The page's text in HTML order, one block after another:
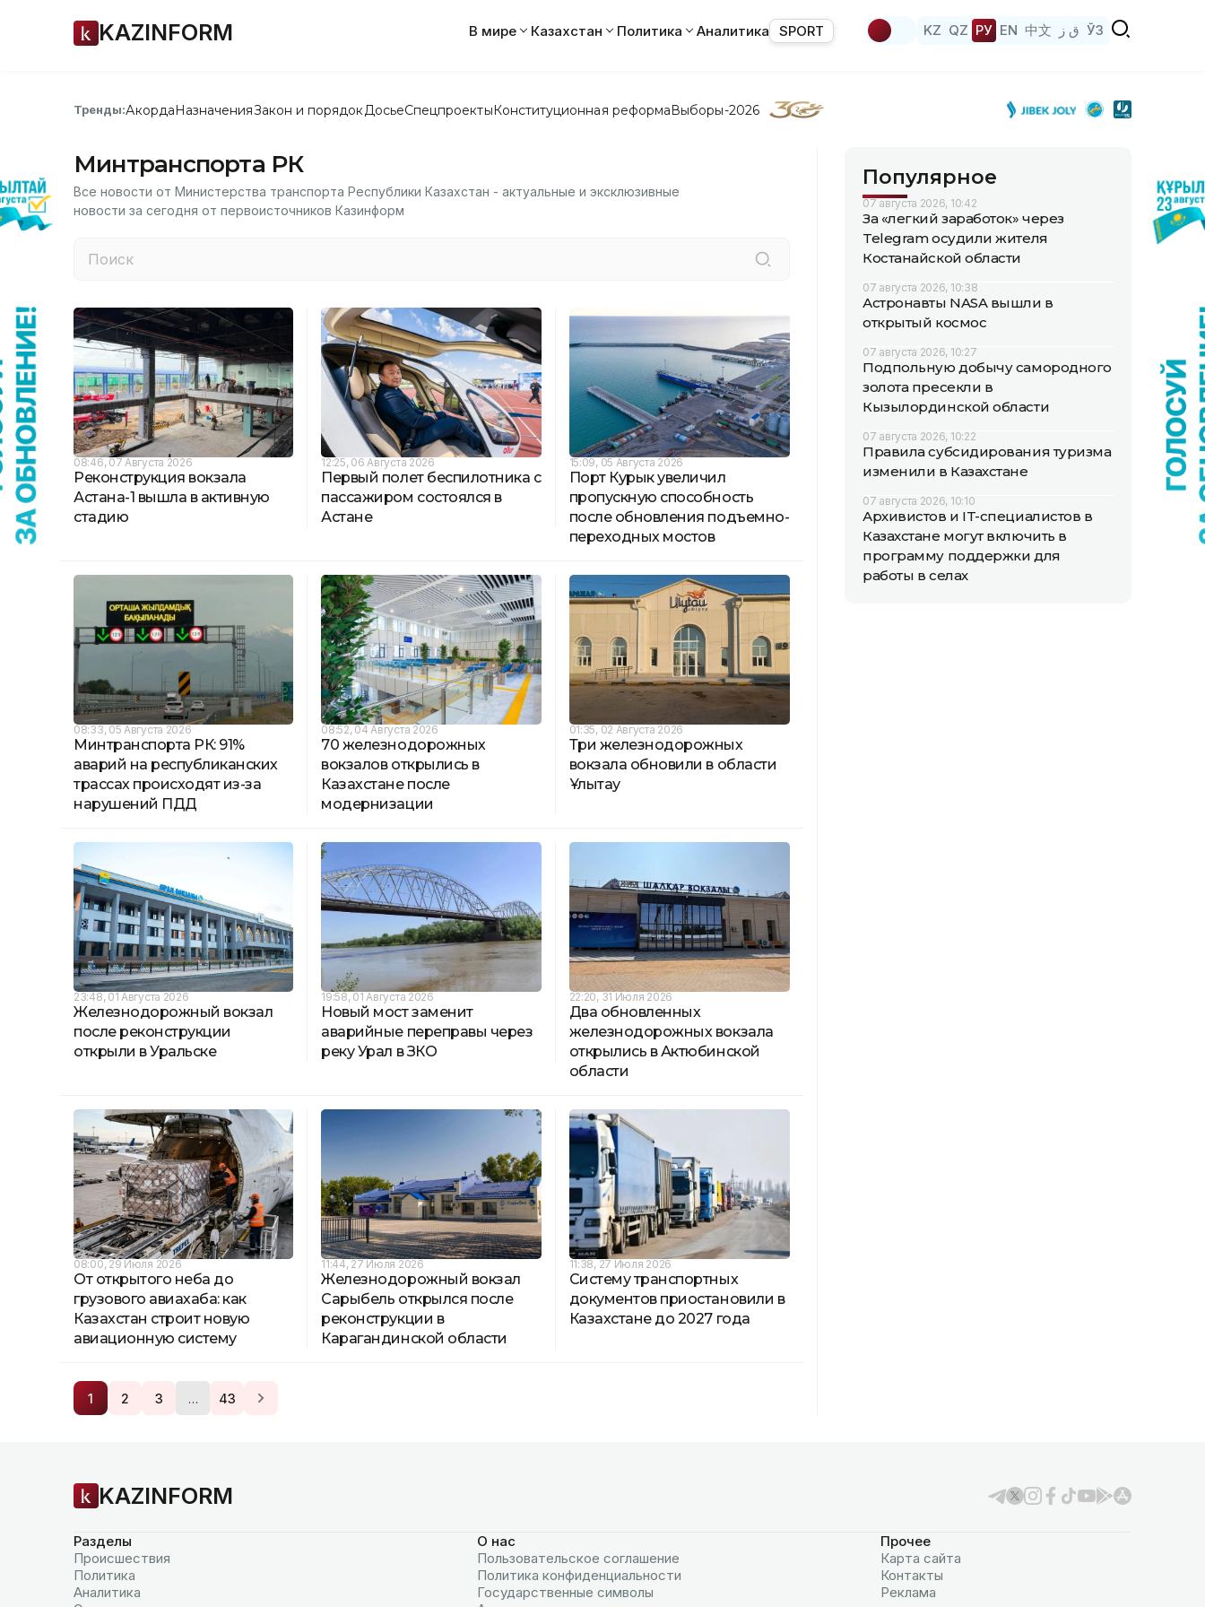
KAZINFORM В мире Казахстан Политика Аналитика SPORT KZ QZ РУ EN 中文 ق ز ЎЗ
Тренды:АкордаНазначенияЗакон и порядок ДосьеСпецпроектыКонституционная реформаВыборы-2026
Минтранспорта РК
Все новости от Министерства транспорта Республики Казахстан - актуальные и эксклюзивные
новости за сегодня от первоисточников Казинформ
08:46, 07 Августа 2026
Реконструкция вокзала
Астана-1 вышла в активную
стадию
12:25, 06 Августа 2026
Первый полет беспилотника с
пассажиром состоялся в
Астане
15:09, 05 Августа 2026
Порт Курык увеличил
пропускную способность
после обновления подъемно-
переходных мостов
08:33, 05 Августа 2026
Минтранспорта РК: 91%
аварий на республиканских
трассах происходят из-за
нарушений ПДД
08:52, 04 Августа 2026
70 железнодорожных
вокзалов открылись в
Казахстане после
модернизации
01:35, 02 Августа 2026
Три железнодорожных
вокзала обновили в области
Ұлытау
23:48, 01 Августа 2026
Железнодорожный вокзал
после реконструкции
открыли в Уральске
19:58, 01 Августа 2026
Новый мост заменит
аварийные переправы через
реку Урал в ЗКО
22:20, 31 Июля 2026
Два обновленных
железнодорожных вокзала
открылись в Актюбинской
области
08:00, 29 Июля 2026
От открытого неба до
грузового авиахаба: как
Казахстан строит новую
авиационную систему
11:44, 27 Июля 2026
Железнодорожный вокзал
Сарыбель открылся после
реконструкции в
Карагандинской области
11:38, 27 Июля 2026
Систему транспортных
документов приостановили в
Казахстане до 2027 года
1 2 3 … 43
Популярное
07 августа 2026, 10:42
За «легкий заработок» через
Telegram осудили жителя
Костанайской области
07 августа 2026, 10:38
Астронавты NASA вышли в
открытый космос
07 августа 2026, 10:27
Подпольную добычу самородного
золота пресекли в
Кызылординской области
07 августа 2026, 10:22
Правила субсидирования туризма
изменили в Казахстане
07 августа 2026, 10:10
Архивистов и IT-специалистов в
Казахстане могут включить в
программу поддержки для
работы в селах
KAZINFORM
Разделы
Происшествия
Политика
Аналитика
О нас
Пользовательское соглашение
Политика конфиденциальности
Государственные символы
Прочее
Карта сайта
Контакты
Реклама